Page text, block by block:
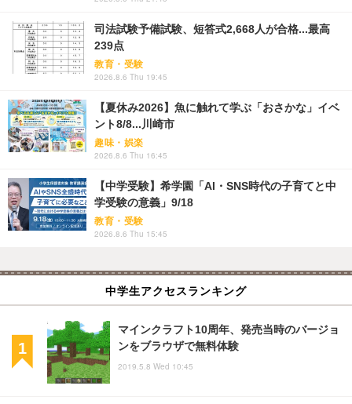
司法試験予備試験、短答式2,668人が合格...最高
239点
教育・受験
2026.8.6 Thu 19:45
【夏休み2026】魚に触れて学ぶ「おさかな」イベ
ント8/8...川崎市
趣味・娯楽
2026.8.6 Thu 16:45
【中学受験】希学園「AI・SNS時代の子育てと中
学受験の意義」9/18
教育・受験
2026.8.6 Thu 15:45
中学生アクセスランキング
マインクラフト10周年、発売当時のバージョ
ンをブラウザで無料体験
2019.5.8 Wed 10:45